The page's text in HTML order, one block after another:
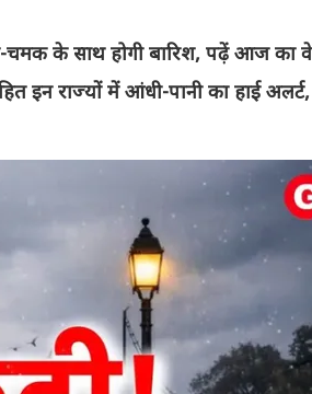
के साथ होगी बारिश, पढ़ें आज का
इन राज्यों में आंधी-पानी का हाई